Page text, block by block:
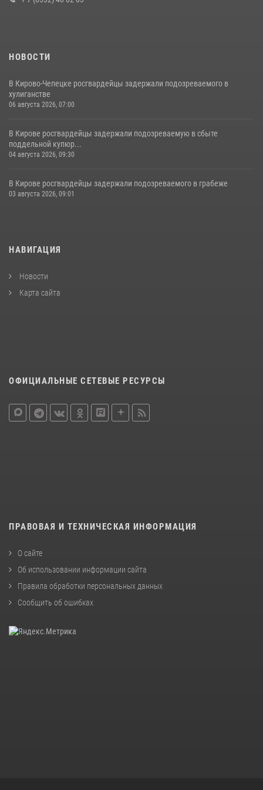
НОВОСТИ
В Кирово-Чепецке росгвардейцы задержали подозреваемого в
хулиганстве
06 августа 2026, 07:00
В Кирове росгвардейцы задержали подозреваемую в сбыте
поддельной купюр...
04 августа 2026, 09:30
В Кирове росгвардейцы задержали подозреваемого в грабеже
03 августа 2026, 09:01
НАВИГАЦИЯ
Новости
Карта сайта
ОФИЦИАЛЬНЫЕ СЕТЕВЫЕ РЕСУРСЫ
ПРАВОВАЯ И ТЕХНИЧЕСКАЯ ИНФОРМАЦИЯ
О сайте
Об использовании информации сайта
Правила обработки персональных данных
Сообщить об ошибках